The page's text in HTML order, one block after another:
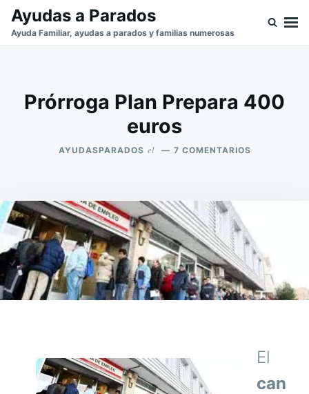
SaltarBuscar:
Ayudas a Parados
Ayuda Familiar, ayudas a parados y familias numerosas
Prórroga Plan Prepara 400
euros
AYUDASPARADOS el 7 COMENTARIOSEN
El
can